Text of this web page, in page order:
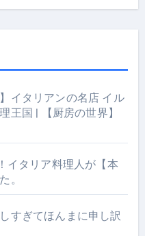
イタリアンの名店 イル
王国 | 【厨房の世界】
イタリア料理人が【本
。
すぎてほんまに申し訳